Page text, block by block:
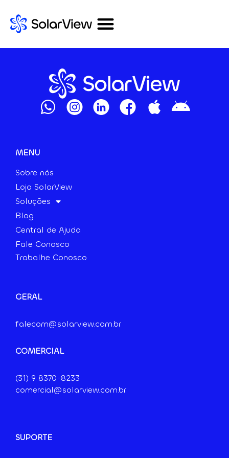
MENU
Sobre nós
Loja SolarView
Soluções
Blog
Central de Ajuda
Fale Conosco
Trabalhe Conosco
GERAL
falecom@solarview.com.br
COMERCIAL
(31) 9 8370-8233
comercial@solarview.com.br
SUPORTE